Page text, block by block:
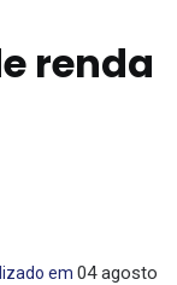
renda
em 04 agosto